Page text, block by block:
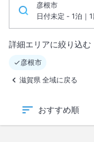
彦根市
日付未定 - 1泊｜
詳細エリアに絞り込む
彦根市
滋賀県 全域に戻る
おすすめ順